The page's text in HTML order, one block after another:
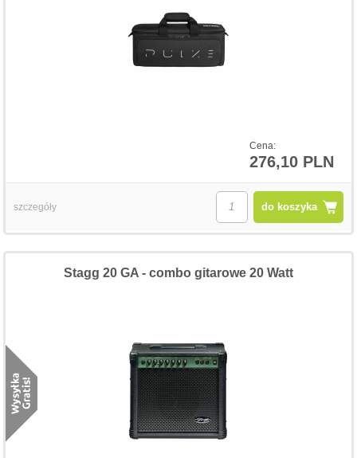
Cena:
276,10 PLN
do koszyka
szczegóły
Stagg 20 GA - combo gitarowe 20 Watt